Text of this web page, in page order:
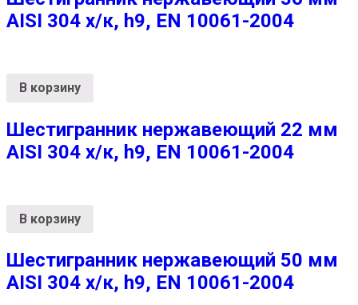
AISI 304 х/к, h9, EN 10061-2004
В корзину
Шестигранник нержавеющий 22 мм
AISI 304 х/к, h9, EN 10061-2004
В корзину
Шестигранник нержавеющий 50 мм
AISI 304 х/к, h9, EN 10061-2004